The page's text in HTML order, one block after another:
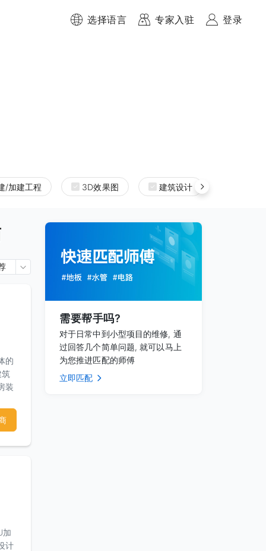
选择语言 专家入驻 登录
/加建工程 3D效果图 建筑设计
的
装
加
计
需要帮手吗?
对于日常中到小型项目的维修, 通
过回答几个简单问题, 就可以马上
为您推进匹配的师傅
立即匹配